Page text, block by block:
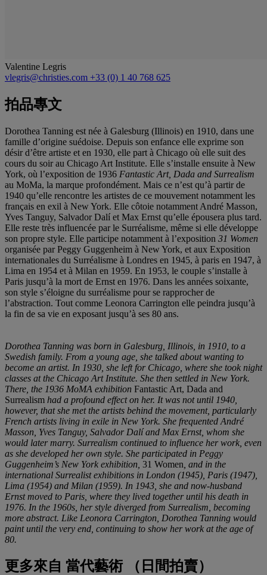
Valentine Legris
vlegris@christies.com +33 (0) 1 40 768 625
拍品專文
Dorothea Tanning est née à Galesburg (Illinois) en 1910, dans une
famille d’origine suédoise. Depuis son enfance elle exprime son
désir d’être artiste et en 1930, elle part à Chicago où elle suit des
cours du soir au Chicago Art Institute. Elle s’installe ensuite à New
York, où l’exposition de 1936 Fantastic Art, Dada and Surrealism
au MoMa, la marque profondément. Mais ce n’est qu’à partir de
1940 qu’elle rencontre les artistes de ce mouvement notamment les
français en exil à New York. Elle côtoie notamment André Masson,
Yves Tanguy, Salvador Dalí et Max Ernst qu’elle épousera plus tard.
Elle reste très influencée par le Surréalisme, même si elle développe
son propre style. Elle participe notamment à l’exposition 31 Women
organisée par Peggy Guggenheim à New York, et aux Exposition
internationales du Surréalisme à Londres en 1945, à paris en 1947, à
Lima en 1954 et à Milan en 1959. En 1953, le couple s’installe à
Paris jusqu’à la mort de Ernst en 1976. Dans les années soixante,
son style s’éloigne du surréalisme pour se rapprocher de
l’abstraction. Tout comme Leonora Carrington elle peindra jusqu’à
la fin de sa vie en exposant jusqu’à ses 80 ans.
Dorothea Tanning was born in Galesburg, Illinois, in 1910, to a
Swedish family. From a young age, she talked about wanting to
become an artist. In 1930, she left for Chicago, where she took night
classes at the Chicago Art Institute. She then settled in New York.
There, the 1936 MoMA exhibition Fantastic Art, Dada and
Surrealism had a profound effect on her. It was not until 1940,
however, that she met the artists behind the movement, particularly
French artists living in exile in New York. She frequented André
Masson, Yves Tanguy, Salvador Dalí and Max Ernst, whom she
would later marry. Surrealism continued to influence her work, even
as she developed her own style. She participated in Peggy
Guggenheim’s New York exhibition, 31 Women , and in the
international Surrealist exhibitions in London (1945), Paris (1947),
Lima (1954) and Milan (1959). In 1943, she and now-husband
Ernst moved to Paris, where they lived together until his death in
1976. In the 1960s, her style diverged from Surrealism, becoming
more abstract. Like Leonora Carrington, Dorothea Tanning would
paint until the very end, continuing to show her work at the age of
80.
更多來自 當代藝術 （日間拍賣）